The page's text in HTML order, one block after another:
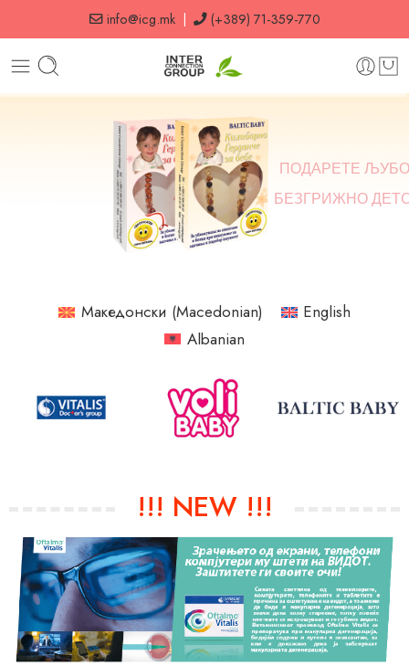
info@icg.mk| (+389) 71-359-770
ПОДАРЕТЕ
БЕЗГРИЖНО
Македонски (Macedonian)
English
Albanian
!!! NEW !!!